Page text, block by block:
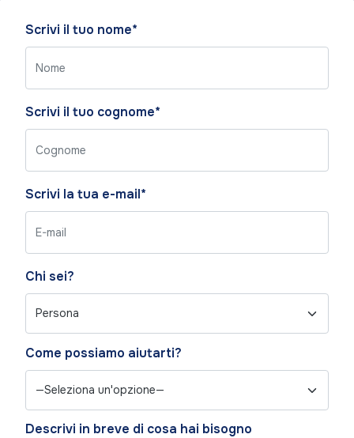
Please
leave
this
field
empty.
Scrivi il tuo nome*
Scrivi il tuo cognome*
Scrivi la tua e-mail*
Chi sei?
Come possiamo aiutarti?
Descrivi in breve di cosa hai bisogno